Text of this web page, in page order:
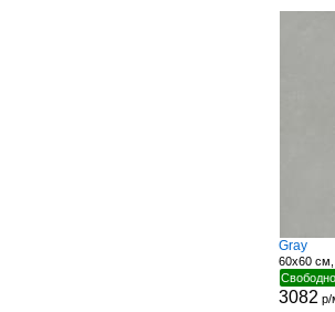
Gray
60x60
3082 р/